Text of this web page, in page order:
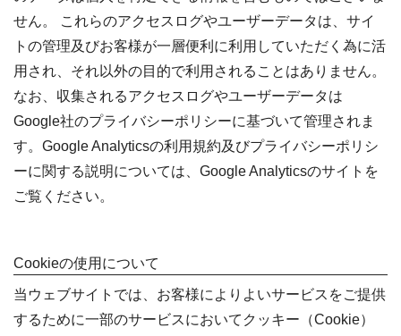
せん。 これらのアクセスログやユーザーデータは、サイ
トの管理及びお客様が一層便利に利用していただく為に活
用され、それ以外の目的で利用されることはありません。
なお、収集されるアクセスログやユーザーデータは
Google社のプライバシーポリシーに基づいて管理されま
す。Google Analyticsの利用規約及びプライバシーポリシ
ーに関する説明については、Google Analyticsのサイトを
ご覧ください。
Cookieの使用について
当ウェブサイトでは、お客様によりよいサービスをご提供
するために一部のサービスにおいてクッキー（Cookie）